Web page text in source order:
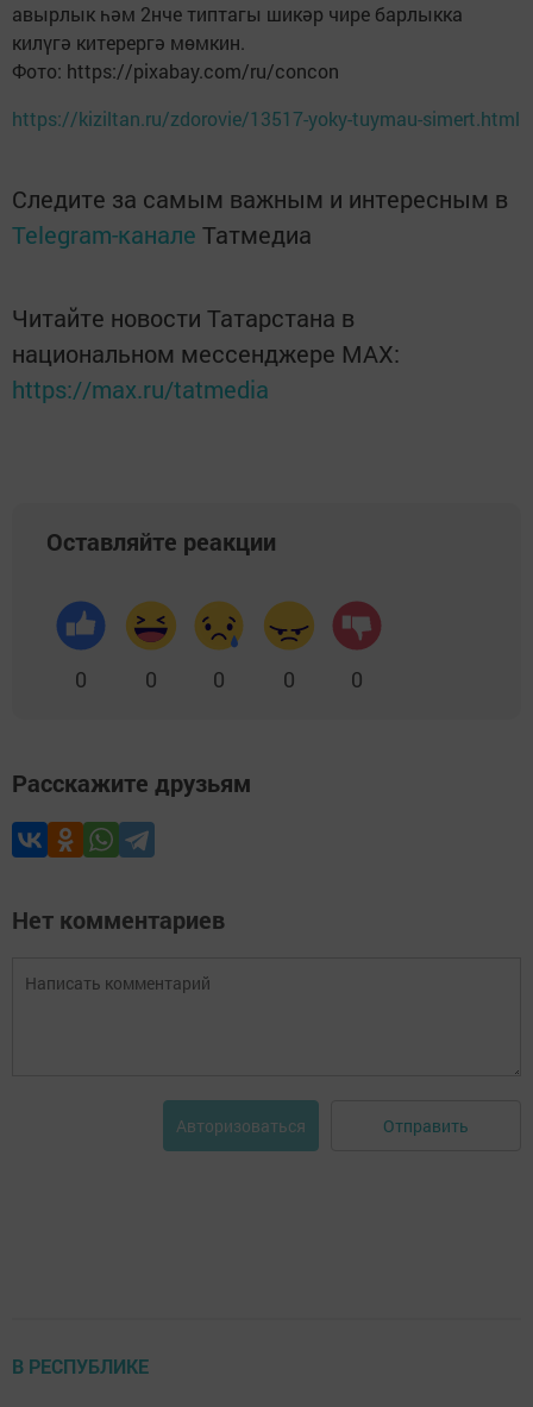
авырлык һәм 2нче типтагы шикәр чире барлыкка
килүгә китерергә мөмкин.
Фото: https://pixabay.com/ru/concon
https://kiziltan.ru/zdorovie/13517-yoky-tuymau-simert.html
Следите за самым важным и интересным в
Telegram-канале Татмедиа
Читайте новости Татарстана в
национальном мессенджере MАХ:
https://max.ru/tatmedia
Оставляйте реакции
0 0 0 0 0
Расскажите друзьям
Нет комментариев
Авторизоваться Отправить
В РЕСПУБЛИКЕ